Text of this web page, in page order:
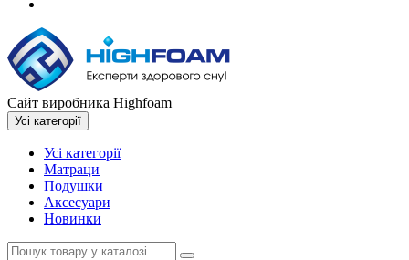
Сайт виробника Highfoam
Усі категорії
Усі категорії
Матраци
Подушки
Аксесуари
Новинки